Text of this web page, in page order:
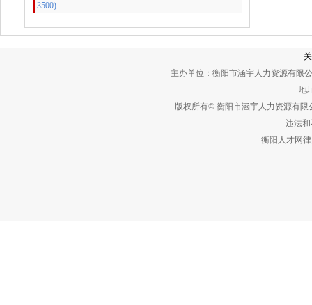
3500)
主办单位：衡阳市涵宇人力资源有限
地
版权所有© 衡阳市涵宇人力资源有
违法和
衡阳人才网